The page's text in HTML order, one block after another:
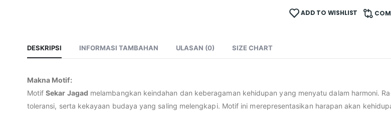
ADD TO WISHLIST
DESKRIPSI INFORMASI TAMBAHAN ULASAN (0) SIZE CHART
Makna Motif:
MotifSekar Jagad melambangkan keindahan dan keberagaman kehidupan yang menyatu dalam harmoni.
toleransi, serta kekayaan budaya yang saling melengkapi. Motif ini merepresentasikan harapan akan